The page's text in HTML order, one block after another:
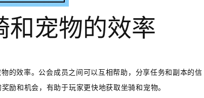
和宠物的效率
的效率。公会成员之间可以互相帮助，分享任务和副本的信
励和机会，有助于玩家更快地获取坐骑和宠物。